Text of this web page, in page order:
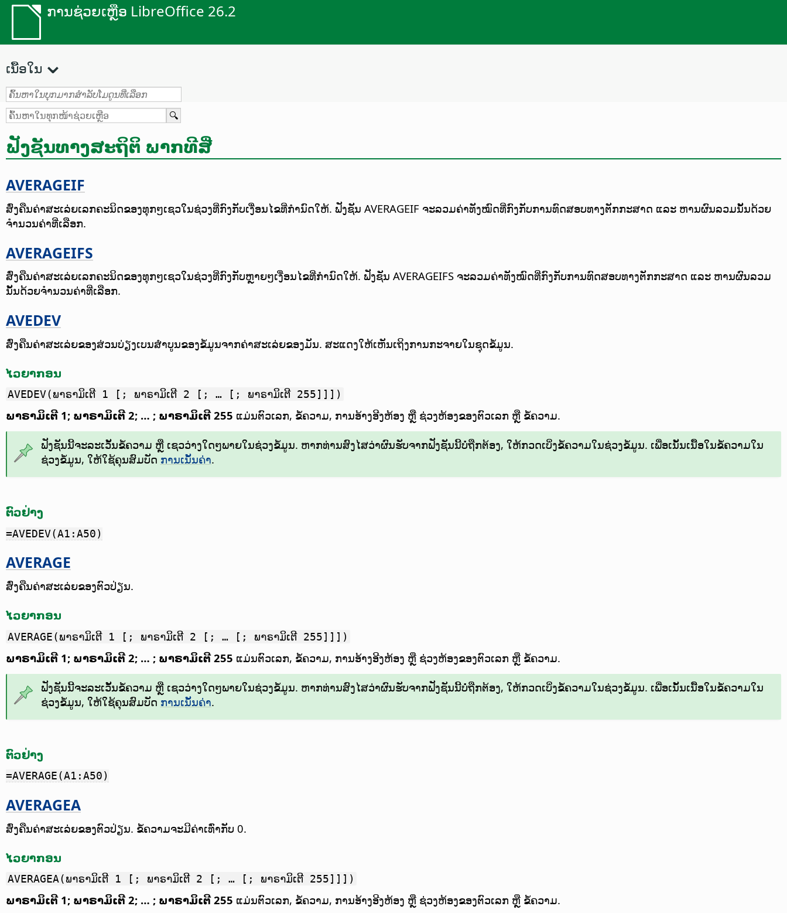
ການຊ່ວຍເຫຼືອ LibreOffice 26.2
ເນື້ອໃນ
ຟັງຊັນທາງສະຖິຕິ ພາກທີສີ່
AVERAGEIF
ສົ່ງຄືນຄ່າສະເລ່ຍເລກຄະນິດຂອງທຸກໆເຊວໃນຊ່ວງທີ່ກົງກັບເງື່ອນໄຂທີ່ກຳນົດໃຫ້. ຟັງຊັນ AVERAGEIF ຈະລວມຄ່າທັງໝົດທີ່ກົງກັບການທົດສອບທາງຕັກກະສາດ ແລະ ຫານຜົນລວມນັ້ນດ້ວຍ
ຈຳນວນຄ່າທີ່ເລືອກ.
AVERAGEIFS
ສົ່ງຄືນຄ່າສະເລ່ຍເລກຄະນິດຂອງທຸກໆເຊວໃນຊ່ວງທີ່ກົງກັບຫຼາຍໆເງື່ອນໄຂທີ່ກຳນົດໃຫ້. ຟັງຊັນ AVERAGEIFS ຈະລວມຄ່າທັງໝົດທີ່ກົງກັບການທົດສອບທາງຕັກກະສາດ ແລະ ຫານຜົນລວມ
ນັ້ນດ້ວຍຈຳນວນຄ່າທີ່ເລືອກ.
AVEDEV
ສົ່ງຄືນຄ່າສະເລ່ຍຂອງສ່ວນບ່ຽງເບນສຳບູນຂອງຂໍ້ມູນຈາກຄ່າສະເລ່ຍຂອງມັນ. ສະແດງໃຫ້ເຫັນເຖິງການກະຈາຍໃນຊຸດຂໍ້ມູນ.
ໄວຍາກອນ
AVEDEV(ພາຣາມິເຕີ 1 [; ພາຣາມິເຕີ 2 [; … [; ພາຣາມິເຕີ 255]]])
ພາຣາມິເຕີ 1; ພາຣາມິເຕີ 2; … ; ພາຣາມິເຕີ 255 ແມ່ນຕົວເລກ, ຂໍ້ຄວາມ, ການອ້າງອີງຫ້ອງ ຫຼື ຊ່ວງຫ້ອງຂອງຕົວເລກ ຫຼື ຂໍ້ຄວາມ.
ຟັງຊັນນີ້ຈະລະເວັ້ນຂໍ້ຄວາມ ຫຼື ເຊວວ່າງໃດໆພາຍໃນຊ່ວງຂໍ້ມູນ. ຫາກທ່ານສົງໄສວ່າຜົນຮັບຈາກຟັງຊັນນີ້ບໍ່ຖືກຕ້ອງ, ໃຫ້ກວດເບິ່ງຂໍ້ຄວາມໃນຊ່ວງຂໍ້ມູນ. ເພື່ອເນັ້ນເນື້ອໃນຂໍ້ຄວາມໃນ
ຊ່ວງຂໍ້ມູນ, ໃຫ້ໃຊ້ຄຸນສົມບັດ ການເນັ້ນຄ່າ.
ຕົວຢ່າງ
=AVEDEV(A1:A50)
AVERAGE
ສົ່ງຄືນຄ່າສະເລ່ຍຂອງຕົວປ່ຽນ.
ໄວຍາກອນ
AVERAGE(ພາຣາມິເຕີ 1 [; ພາຣາມິເຕີ 2 [; … [; ພາຣາມິເຕີ 255]]])
ພາຣາມິເຕີ 1; ພາຣາມິເຕີ 2; … ; ພາຣາມິເຕີ 255 ແມ່ນຕົວເລກ, ຂໍ້ຄວາມ, ການອ້າງອີງຫ້ອງ ຫຼື ຊ່ວງຫ້ອງຂອງຕົວເລກ ຫຼື ຂໍ້ຄວາມ.
ຟັງຊັນນີ້ຈະລະເວັ້ນຂໍ້ຄວາມ ຫຼື ເຊວວ່າງໃດໆພາຍໃນຊ່ວງຂໍ້ມູນ. ຫາກທ່ານສົງໄສວ່າຜົນຮັບຈາກຟັງຊັນນີ້ບໍ່ຖືກຕ້ອງ, ໃຫ້ກວດເບິ່ງຂໍ້ຄວາມໃນຊ່ວງຂໍ້ມູນ. ເພື່ອເນັ້ນເນື້ອໃນຂໍ້ຄວາມໃນ
ຊ່ວງຂໍ້ມູນ, ໃຫ້ໃຊ້ຄຸນສົມບັດ ການເນັ້ນຄ່າ.
ຕົວຢ່າງ
=AVERAGE(A1:A50)
AVERAGEA
ສົ່ງຄືນຄ່າສະເລ່ຍຂອງຕົວປ່ຽນ. ຂໍ້ຄວາມຈະມີຄ່າເທົ່າກັບ 0.
ໄວຍາກອນ
AVERAGEA(ພາຣາມິເຕີ 1 [; ພາຣາມິເຕີ 2 [; … [; ພາຣາມິເຕີ 255]]])
ພາຣາມິເຕີ 1; ພາຣາມິເຕີ 2; … ; ພາຣາມິເຕີ 255 ແມ່ນຕົວເລກ, ຂໍ້ຄວາມ, ການອ້າງອີງຫ້ອງ ຫຼື ຊ່ວງຫ້ອງຂອງຕົວເລກ ຫຼື ຂໍ້ຄວາມ.